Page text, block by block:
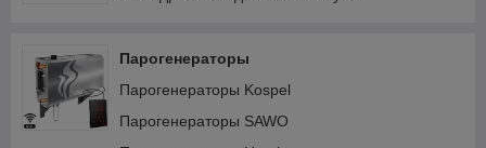
Парогенераторы
Парогенераторы Kospel
Парогенераторы SAWO